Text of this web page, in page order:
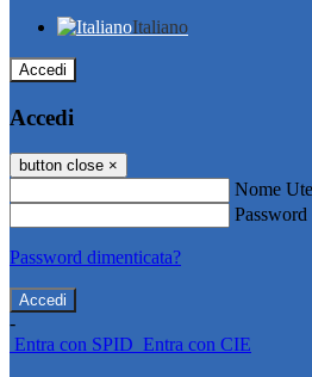
Italiano
Accedi
Accedi
button close ×
Nome
Password
Password dimenticata?
-
Entra con SPID Entra con CIE